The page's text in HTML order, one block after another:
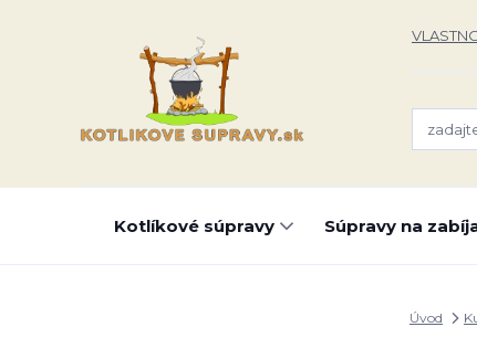
Kotlíkové súpravy Súpravy na
Úvod